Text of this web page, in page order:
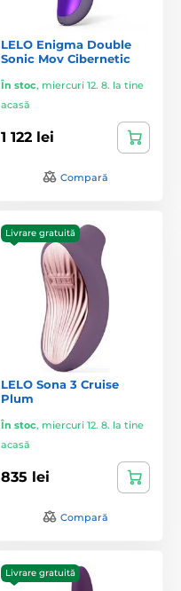
LELO Enigma Double
Sonic Mov Cibernetic
În stoc, miercuri 12. 8. la tine
acasă
1 122 lei
Compară
Livrare gratuită
LELO Sona 3 Cruise
Plum
În stoc, miercuri 12. 8. la tine
acasă
835 lei
Compară
Livrare gratuită